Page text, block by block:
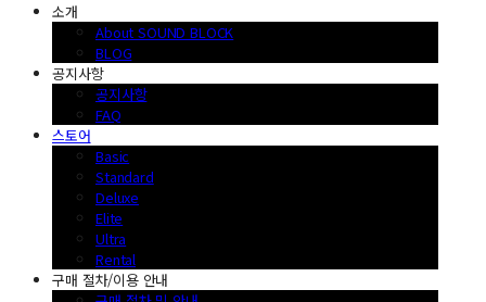
소개
About SOUND BLOCK
BLOG
공지사항
공지사항
FAQ
스토어
Basic
Standard
Deluxe
Elite
Ultra
Rental
구매 절차/이용 안내